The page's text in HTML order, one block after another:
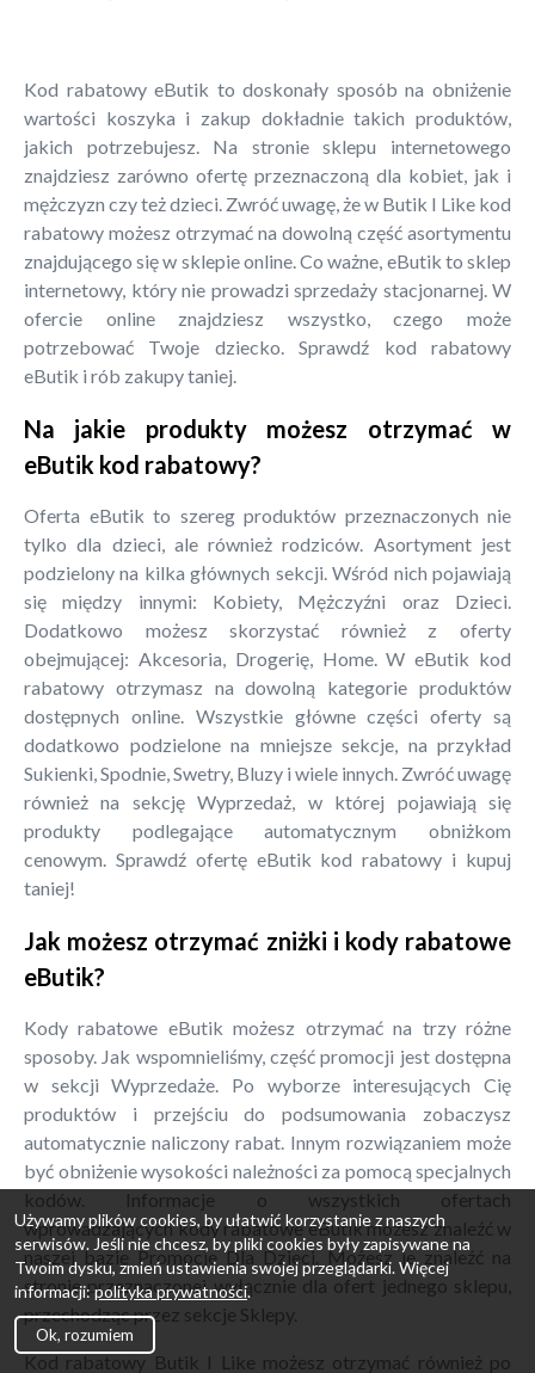
Kod rabatowy eButik to doskonały sposób na obniżenie
wartości koszyka i zakup dokładnie takich produktów,
jakich potrzebujesz. Na stronie sklepu internetowego
znajdziesz zarówno ofertę przeznaczoną dla kobiet, jak i
mężczyzn czy też dzieci. Zwróć uwagę, że w Butik I Like kod
rabatowy możesz otrzymać na dowolną część asortymentu
znajdującego się w sklepie online. Co ważne, eButik to sklep
internetowy, który nie prowadzi sprzedaży stacjonarnej. W
ofercie online znajdziesz wszystko, czego może
potrzebować Twoje dziecko. Sprawdź kod rabatowy
eButik i rób zakupy taniej.
Na jakie produkty możesz otrzymać w
eButik kod rabatowy?
Oferta eButik to szereg produktów przeznaczonych nie
tylko dla dzieci, ale również rodziców. Asortyment jest
podzielony na kilka głównych sekcji. Wśród nich pojawiają
się między innymi: Kobiety, Mężczyźni oraz Dzieci.
Dodatkowo możesz skorzystać również z oferty
obejmującej: Akcesoria, Drogerię, Home. W eButik kod
rabatowy otrzymasz na dowolną kategorie produktów
dostępnych online. Wszystkie główne części oferty są
dodatkowo podzielone na mniejsze sekcje, na przykład
Sukienki, Spodnie, Swetry, Bluzy i wiele innych. Zwróć uwagę
również na sekcję Wyprzedaż, w której pojawiają się
produkty podlegające automatycznym obniżkom
cenowym. Sprawdź ofertę eButik kod rabatowy i kupuj
taniej!
Jak możesz otrzymać zniżki i kody rabatowe
eButik?
Kody rabatowe eButik możesz otrzymać na trzy różne
sposoby. Jak wspomnieliśmy, część promocji jest dostępna
w sekcji Wyprzedaże. Po wyborze interesujących Cię
produktów i przejściu do podsumowania zobaczysz
automatycznie naliczony rabat. Innym rozwiązaniem może
być obniżenie wysokości należności za pomocą specjalnych
kodów. Informacje o wszystkich ofertach
wprowadzających kody rabatowe eButik możesz znaleźć w
naszej bazie Promocje Dla Dzieci. Możesz je znaleźć na
stronie przeznaczonej wyłącznie dla ofert jednego sklepu,
przechodząc przez sekcje Sklepy.
Kod rabatowy Butik I Like możesz otrzymać również po
Używamy plików cookies, by ułatwić korzystanie z naszych
serwisów. Jeśli nie chcesz, by pliki cookies były zapisywane na
Twoim dysku, zmień ustawienia swojej przeglądarki. Więcej
informacji:polityka prywatności.
Ok, rozumiem